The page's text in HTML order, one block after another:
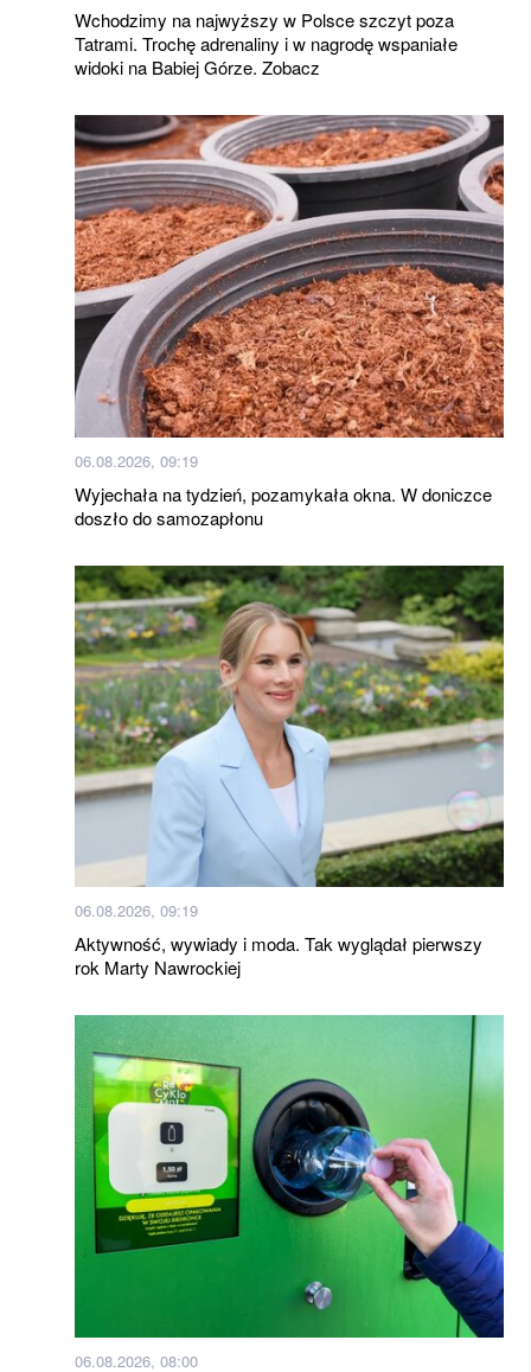
Wchodzimy na najwyższy w Polsce szczyt poza
Tatrami. Trochę adrenaliny i w nagrodę wspaniałe
widoki na Babiej Górze. Zobacz
06.08.2026, 09:19
Wyjechała na tydzień, pozamykała okna. W doniczce
doszło do samozapłonu
06.08.2026, 09:19
Aktywność, wywiady i moda. Tak wyglądał pierwszy
rok Marty Nawrockiej
06.08.2026, 08:00